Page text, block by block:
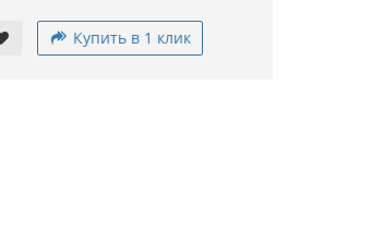
Купить в 1 клик